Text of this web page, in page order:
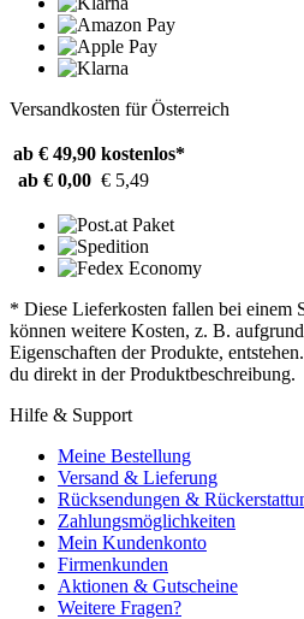
Versandkosten für Österreich
ab € 49,90 kostenlos*
ab € 0,00 € 5,49
* Diese Lieferkosten fallen bei einem
können weitere Kosten, z. B.
Eigenschaften der Produkte,
du direkt in der Produktbeschreibung.
Hilfe & Support
Meine Bestellung
Versand & Lieferung
Rücksendungen &
Zahlungsmöglichkeiten
Mein Kundenkonto
Firmenkunden
Aktionen & Gutscheine
Weitere Fragen?